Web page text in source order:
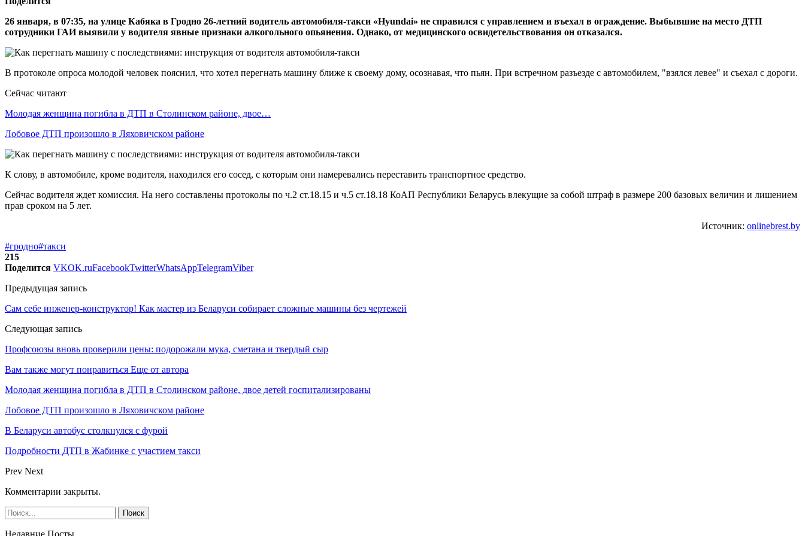
26 января, в 07:35, на улице Кабяка в Гродно 26-летний водитель автомобиля-такси «Hyundai» не справился с управлением и въехал в ограждение. Выбывшие на место ДТП
сотрудники ГАИ выявили у водителя явные признаки алкогольного опьянения. Однако, от медицинского освидетельствования он отказался.
В протоколе опроса молодой человек пояснил, что хотел перегнать машину ближе к своему дому, осознавая, что пьян. При встречном разъезде с автомобилем, "взялся левее" и съехал с дороги.
Сейчас читают
Молодая женщина погибла в ДТП в Столинском районе, двое…
Лобовое ДТП произошло в Ляховичском районе
К слову, в автомобиле, кроме водителя, находился его сосед, с которым они намеревались переставить транспортное средство.
Сейчас водителя ждет комиссия. На него составлены протоколы по ч.2 ст.18.15 и ч.5 ст.18.18 КоАП Республики Беларусь влекущие за собой штраф в размере 200 базовых величин и лишением
прав сроком на 5 лет.
Источник: onlinebrest.by
#гродно#такси
215
Поделится VKOK.ruFacebookTwitterWhatsAppTelegramViber
Предыдущая запись
Сам себе инженер-конструктор! Как мастер из Беларуси собирает сложные машины без чертежей
Следующая запись
Профсоюзы вновь проверили цены: подорожали мука, сметана и твердый сыр
Вам также могут понравиться Еще от автора
Молодая женщина погибла в ДТП в Столинском районе, двое детей госпитализированы
Лобовое ДТП произошло в Ляховичском районе
В Беларуси автобус столкнулся с фурой
Подробности ДТП в Жабинке с участием такси
Prev Next
Комментарии закрыты.
Недавние Посты